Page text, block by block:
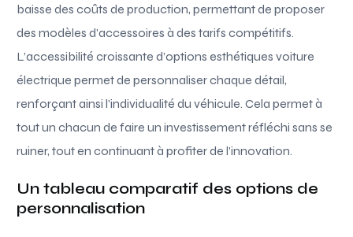
baisse des coûts de production, permettant de proposer
des modèles d’accessoires à des tarifs compétitifs.
L’accessibilité croissante d’options esthétiques voiture
électrique permet de personnaliser chaque détail,
renforçant ainsi l’individualité du véhicule. Cela permet à
tout un chacun de faire un investissement réfléchi sans se
ruiner, tout en continuant à profiter de l’innovation.
Un tableau comparatif des options de
personnalisation